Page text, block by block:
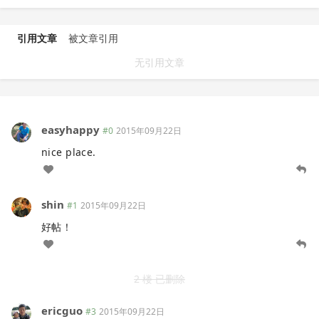
引用文章
被文章引用
无引用文章
easyhappy #0 2015年09月22日
nice place.
shin #1 2015年09月22日
好帖！
2 楼 已删除
ericguo #3 2015年09月22日